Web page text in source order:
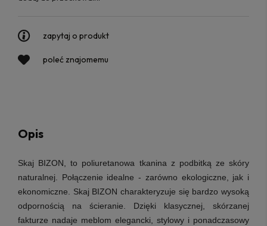
zapytaj o produkt
poleć znajomemu
Opis
Skaj BIZON, to poliuretanowa tkanina z podbitką ze skóry
naturalnej. Połączenie idealne - zarówno ekologiczne, jak i
ekonomiczne. Skaj BIZON charakteryzuje się bardzo wysoką
odpornością na ścieranie. Dzięki klasycznej, skórzanej
fakturze nadaje meblom elegancki, stylowy i ponadczasowy